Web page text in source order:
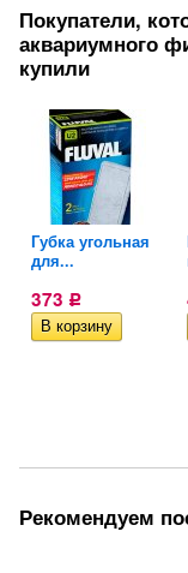
Покупатели,
аквариумного
купили
Губка угольная
для...
373 Р
Рекомендуем